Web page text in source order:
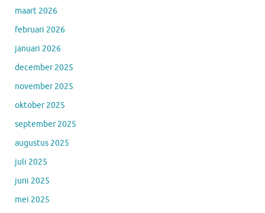
maart 2026
februari 2026
januari 2026
december 2025
november 2025
oktober 2025
september 2025
augustus 2025
juli 2025
juni 2025
mei 2025